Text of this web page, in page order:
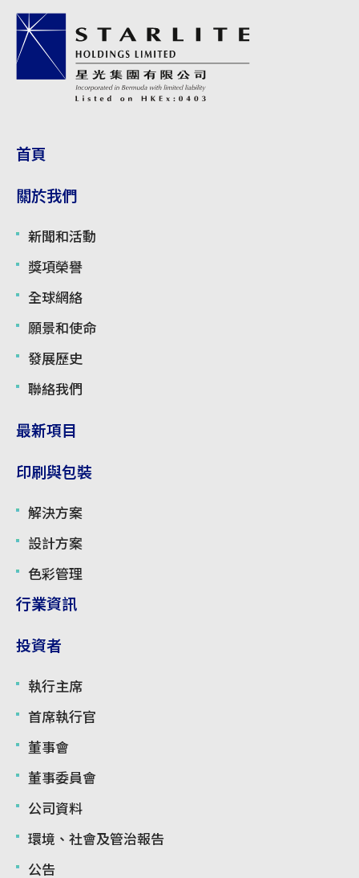
首頁
關於我們
新聞和活動
獎項榮譽
全球網絡
願景和使命
發展歷史
聯絡我們
最新項目
印刷與包裝
解決方案
設計方案
色彩管理
行業資訊
投資者
執行主席
首席執行官
董事會
董事委員會
公司資料
環境、社會及管治報告
公告